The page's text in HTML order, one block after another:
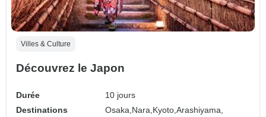
Villes & Culture
Découvrez le Japon
Durée
10 jours
Destinations
Osaka,Nara,Kyoto,Arashiyama,